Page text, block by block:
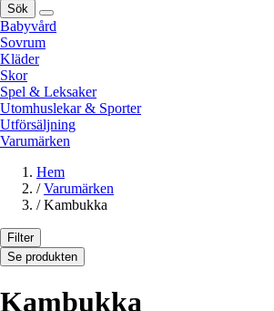
Sök
Babyvård
Sovrum
Kläder
Skor
Spel & Leksaker
Utomhuslekar & Sporter
Utförsäljning
Varumärken
Hem
/ Varumärken
/ Kambukka
Filter
Se produkten
Kambukka